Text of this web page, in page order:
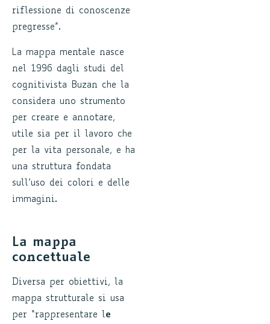
riflessione di conoscenze
pregresse”.
La mappa mentale nasce
nel 1996 dagli studi del
cognitivista Buzan che la
considera uno strumento
per creare e annotare,
utile sia per il lavoro che
per la vita personale, e ha
una struttura fondata
sull’uso dei colori e delle
immagini.
La mappa
concettuale
Diversa per obiettivi, la
mappa strutturale si usa
per “rappresentare le